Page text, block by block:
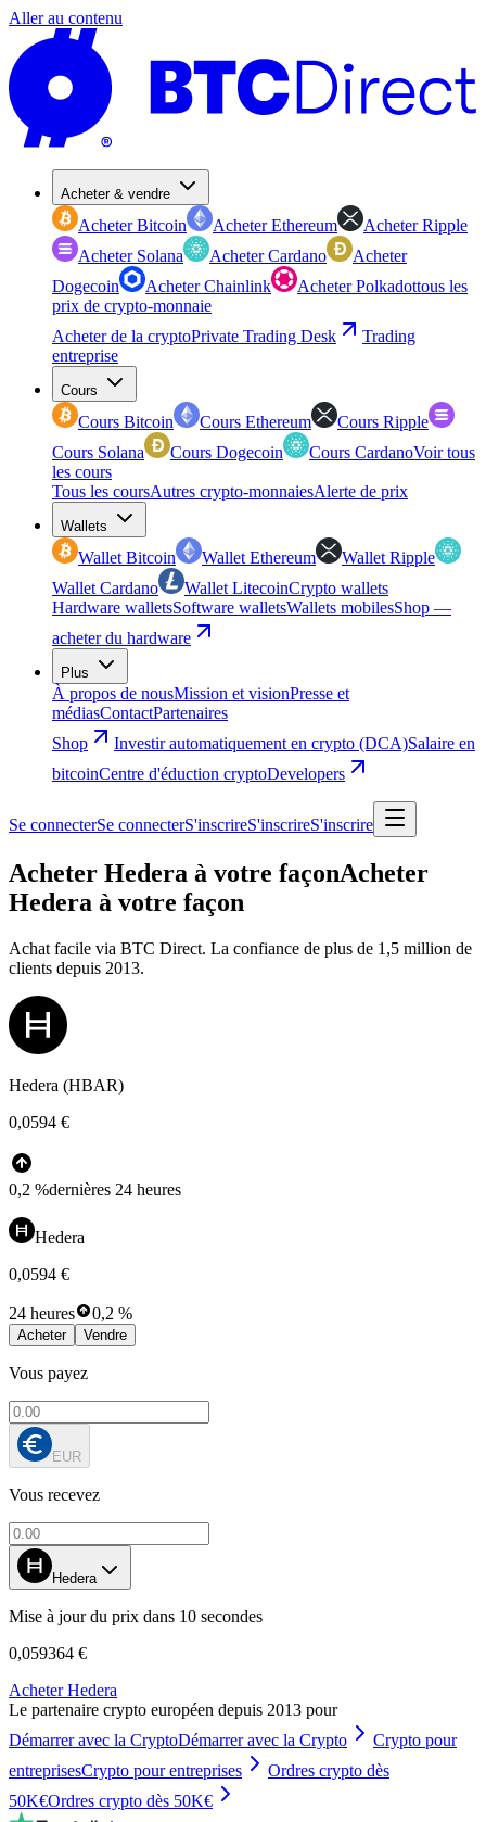
Aller au contenu
Acheter & vendre
Acheter Bitcoin Acheter Ethereum
Acheter Ripple
Acheter Solana
Acheter Cardano
Acheter
Dogecoin
Acheter Chainlink Acheter Polkadottous les
prix de crypto-monnaie
Acheter de la cryptoPrivate Trading Desk
Trading
entreprise
Cours
Cours Bitcoin Cours Ethereum
Cours Ripple
Cours Solana
Cours Dogecoin Cours CardanoVoir tous
les cours
Tous les coursAutres crypto-monnaiesAlerte de prix
Wallets
Wallet Bitcoin Wallet Ethereum
Wallet Ripple
Wallet Cardano
Wallet LitecoinCrypto wallets
Hardware walletsSoftware walletsWallets mobilesShop —
acheter du hardware
Plus
À propos de nousMission et visionPresse et
médiasContactPartenaires
Shop
Investir automatiquement en crypto (DCA)Salaire en
bitcoinCentre d'éduction cryptoDevelopers
Se connecterSe connecterS'inscrireS'inscrireS'inscrire
Acheter Hedera à votre façonAcheter
Hedera à votre façon
Achat facile via BTC Direct. La confiance de plus de 1,5 million de
clients depuis 2013.
Hedera (HBAR)
0,0594 €
0,2 %dernières 24 heures
Hedera
0,0594 €
24 heures 0,2 %
Acheter Vendre
Vous payez
EUR
Vous recevez
Hedera
Mise à jour du prix dans 10 secondes
0,059364 €
Acheter Hedera
Le partenaire crypto européen depuis 2013 pour
Démarrer avec la CryptoDémarrer avec la Crypto
Crypto pour
entreprisesCrypto pour entreprises
Ordres crypto dès
50K€Ordres crypto dès 50K€